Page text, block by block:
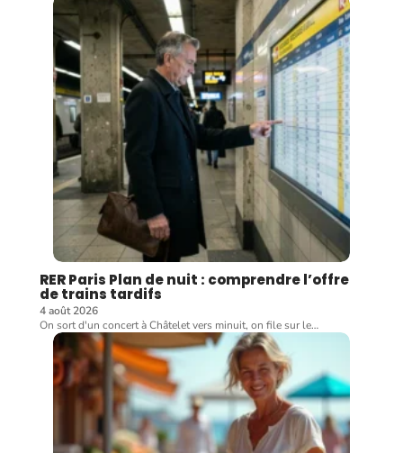
RER Paris Plan de nuit : comprendre l’offre
de trains tardifs
4 août 2026
On sort d'un concert à Châtelet vers minuit, on file sur le…